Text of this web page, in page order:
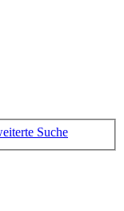
Suche